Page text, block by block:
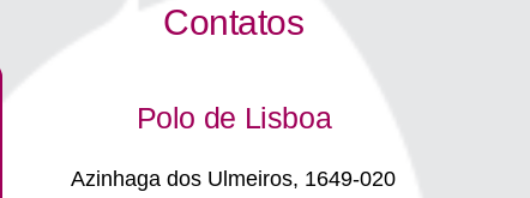
Contatos
Polo de Lisboa
Azinhaga dos Ulmeiros, 1649-020